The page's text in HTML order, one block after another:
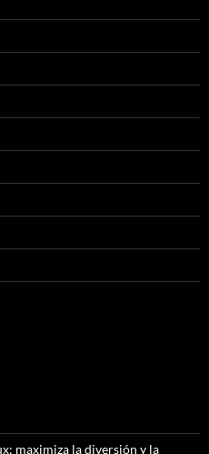
maximiza la diversión y la